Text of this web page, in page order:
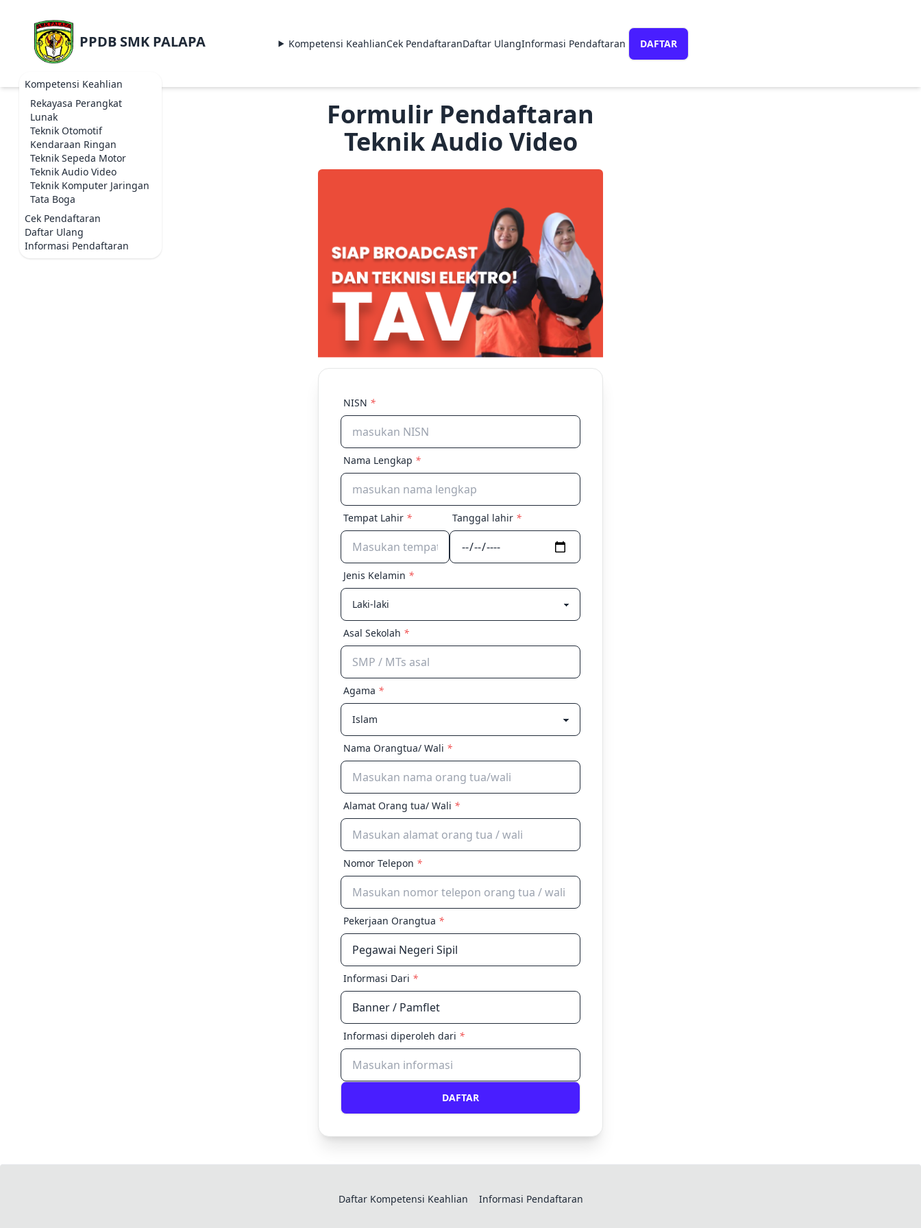
Kompetensi Keahlian
Rekayasa Perangkat
Lunak
Teknik Otomotif
Kendaraan Ringan
Teknik Sepeda Motor
Teknik Audio Video
Teknik Komputer Jaringan
Tata Boga
Cek Pendaftaran
Daftar Ulang
Informasi Pendaftaran
PPDB SMK PALAPA Kompetensi KeahlianCek PendaftaranDaftar UlangInformasi Pendaftaran DAFTAR
Formulir Pendaftaran
Teknik Audio Video
NISN *
Nama Lengkap *
Tempat Lahir * Tanggal lahir *
Jenis Kelamin *
Asal Sekolah *
Agama *
Nama Orangtua/ Wali *
Alamat Orang tua/ Wali *
Nomor Telepon *
Pekerjaan Orangtua *
Informasi Dari *
Informasi diperoleh dari *
DAFTAR
Daftar Kompetensi Keahlian Informasi Pendaftaran